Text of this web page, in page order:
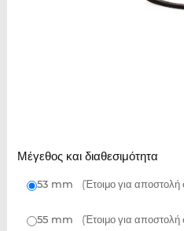
Μέγεθος και διαθεσιμότητα
53 mm (Έτοιμο για αποστολή
55 mm (Έτοιμο για αποστολή